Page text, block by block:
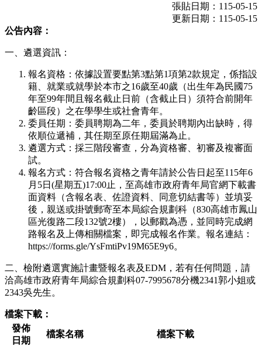
張貼日期：115-05-15
更新日期：115-05-15
公告內容：
一、遴選資訊：
報名資格：依據設置要點第3點第1項第2款規定，係指設
籍、就業或就學於本市之16歲至40歲（出生年為民國75
年至99年間且報名截止日前（含截止日）須符合前開年
齡區段）之在學學生或社會青年。
委員任期：委員聘期為二年，委員於聘期內出缺時，得
依順位遞補，其任期至原任期屆滿為止。
遴選方式：採三階段審查，分為資格審、初審及複審面
試。
報名方式：符合報名資格之青年請於公告日起至115年6
月5日(星期五)17:00止，至高雄市政府青年局官網下載書
面資料（含報名表、佐證資料、同意切結書等）並填妥
後，親送或掛號郵寄至本局綜合規劃科（830高雄市鳳山
區光復路二段132號2樓），以郵戳為憑，並同時完成網
路報名及上傳相關檔案，即完成報名作業。報名連結：
https://forms.gle/YsFmtiPv19M65E9y6。
二、檢附遴選實施計畫暨報名表及EDM，若有任何問題，請
洽高雄市政府青年局綜合規劃科07-7995678分機2341郭小姐或
2343吳先生。
檔案下載：
發佈
日期
檔案名稱 檔案下載